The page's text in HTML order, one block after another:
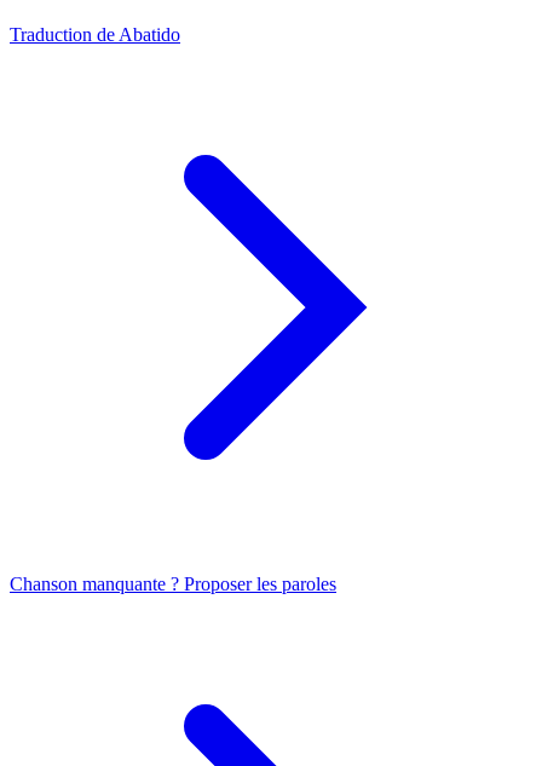
Traduction de Abatido
Chanson manquante ? Proposer les paroles